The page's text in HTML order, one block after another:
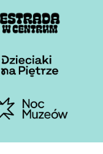
Otwiera stronę w
Otwiera stronę w
Otwiera stronę w